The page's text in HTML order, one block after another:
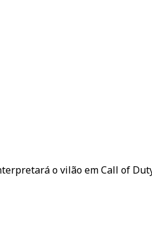
o vilão em Call of